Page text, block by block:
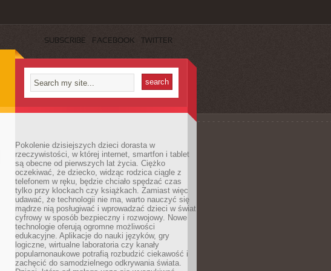
SUBSCRIBE FACEBOOK TWITTER
Pokolenie dzisiejszych dzieci dorasta w
rzeczywistości, w której internet, smartfon i tablet
są obecne od pierwszych lat życia. Ciężko
oczekiwać, że dziecko, widząc rodzica ciągle z
telefonem w ręku, będzie chciało spędzać czas
tylko przy klockach czy książkach. Zamiast więc
udawać, że technologii nie ma, warto nauczyć się
mądrze nią posługiwać i wprowadzać dzieci w świat
cyfrowy w sposób bezpieczny i rozwojowy. Nowe
technologie oferują ogromne możliwości
edukacyjne. Aplikacje do nauki języków, gry
logiczne, wirtualne laboratoria czy kanały
popularnonaukowe potrafią rozbudzić ciekawość i
zachęcić do samodzielnego odkrywania świata.